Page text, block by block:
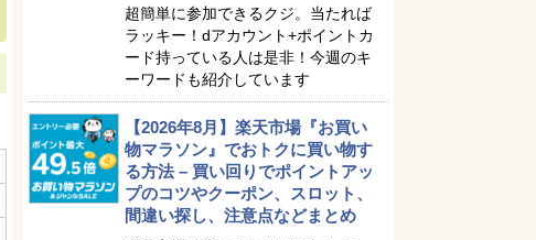
超簡単に参加できるクジ。当たれば
ラッキー！dアカウント+ポイントカ
ード持っている人は是非！今週のキ
ーワードも紹介しています
【2026年8月】楽天市場『お買い
物マラソン』でおトクに買い物す
る方法 – 買い回りでポイントアッ
プのコツやクーポン、スロット、
間違い探し、注意点などまとめ